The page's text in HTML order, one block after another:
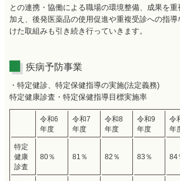
との連携・協働による職場の環境整備、成果を
加え、後発医薬品の使用促進や重複受診への指
けた取組みも引き続き行っていきます。
疾病予防事業
・特定健診、特定保健指導の実施(法定義務)
特定健康診査・特定保健指導目標実施率
令和6
年度
令和7
年度
令和8
年度
令和9
年度
令
年
特定
健康
診査
80％ 81％ 82％ 83％ 84